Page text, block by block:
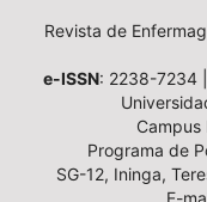
Revista de
e-ISSN: 2238-7234 |
Campus
Programa de
SG-12, Ininga,
E-